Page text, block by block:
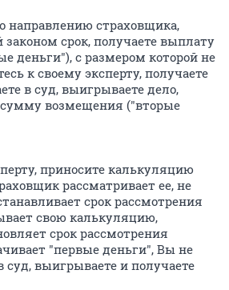
направлению страховщика,
срок, получаете выплату
деньги"), с размером которой не
к своему эксперту, получаете
в суд, выигрываете дело,
возмещения ("вторые
приносите калькуляцию
рассматривает ее, не
срок рассмотрения
свою калькуляцию,
срок рассмотрения
"первые деньги", Вы не
суд, выигрываете и получаете